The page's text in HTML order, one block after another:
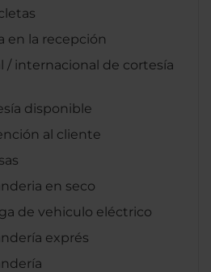
en la recepción
/ internacional de cortesía
disponible
al cliente
en seco
de vehiculo eléctrico
exprés